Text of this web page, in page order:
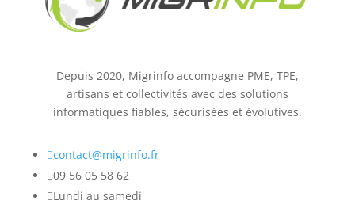
Depuis 2020, Migrinfo accompagne PME, TPE,
artisans et collectivités avec des solutions
informatiques fiables, sécurisées et évolutives.
contact@migrinfo.fr
09 56 05 58 62
Lundi au samedi